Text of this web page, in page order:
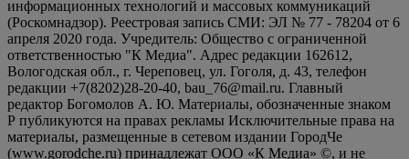
информационных технологий и массовых коммуникаций
(Роскомнадзор). Реестровая запись СМИ: ЭЛ № 77 - 78204 от 6
апреля 2020 года. Учредитель: Общество с ограниченной
ответственностью "К Медиа". Адрес редакции 162612,
Вологодская обл., г. Череповец, ул. Гоголя, д. 43, телефон
редакции +7(8202)28-20-40, bau_76@mail.ru. Главный
редактор Богомолов А. Ю. Материалы, обозначенные знаком
Р публикуются на правах рекламы Исключительные права на
материалы, размещенные в сетевом издании ГородЧе
(www.gorodche.ru) принадлежат ООО «К Медиа» ©, и не